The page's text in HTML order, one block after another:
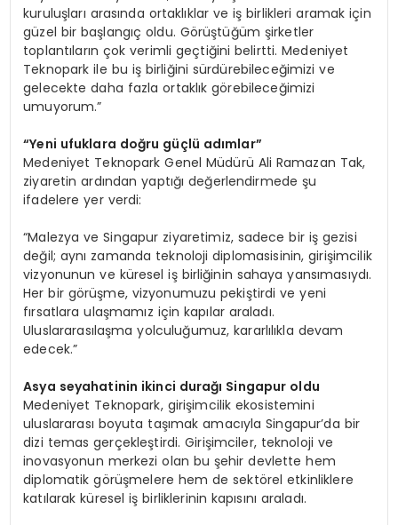
kuruluşları arasında ortaklıklar ve iş birlikleri aramak için
güzel bir başlangıç oldu. Görüştüğüm şirketler
toplantıların çok verimli geçtiğini belirtti. Medeniyet
Teknopark ile bu iş birliğini sürdürebileceğimizi ve
gelecekte daha fazla ortaklık görebileceğimizi
umuyorum.”
“Yeni ufuklara doğru güçlü adımlar”
Medeniyet Teknopark Genel Müdürü Ali Ramazan Tak,
ziyaretin ardından yaptığı değerlendirmede şu
ifadelere yer verdi:
“Malezya ve Singapur ziyaretimiz, sadece bir iş gezisi
değil; aynı zamanda teknoloji diplomasisinin, girişimcilik
vizyonunun ve küresel iş birliğinin sahaya yansımasıydı.
Her bir görüşme, vizyonumuzu pekiştirdi ve yeni
fırsatlara ulaşmamız için kapılar araladı.
Uluslararasılaşma yolculuğumuz, kararlılıkla devam
edecek.”
Asya seyahatinin ikinci durağı Singapur oldu
Medeniyet Teknopark, girişimcilik ekosistemini
uluslararası boyuta taşımak amacıyla Singapur’da bir
dizi temas gerçekleştirdi. Girişimciler, teknoloji ve
inovasyonun merkezi olan bu şehir devlette hem
diplomatik görüşmelere hem de sektörel etkinliklere
katılarak küresel iş birliklerinin kapısını araladı.